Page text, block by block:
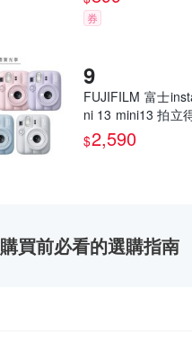
網紅推薦款 穿搭配
誕禮物
券
FUJIFILM 富士
ni 13 mini13 拍立
馬上看相機 恆昶公
$2,590
購買前必看的選購指南